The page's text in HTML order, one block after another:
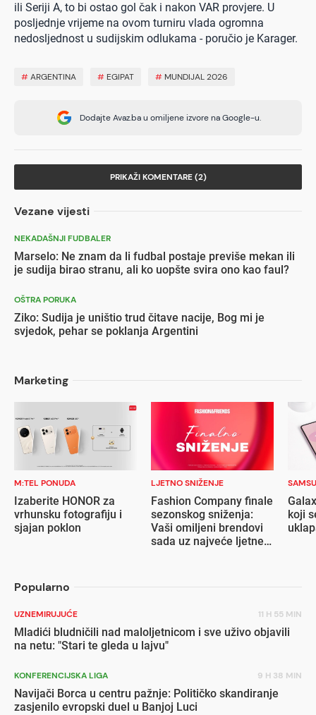
ili Seriji A, to bi ostao gol čak i nakon VAR provjere. U
posljednje vrijeme na ovom turniru vlada ogromna
nedosljednost u sudijskim odlukama - poručio je Karager.
#ARGENTINA # EGIPAT # MUNDIJAL 2026
Dodajte Avaz.ba u omiljene izvore na Google-u.
PRIKAŽI KOMENTARE (2)
Vezane vijesti
NEKADAŠNJI FUDBALER
Marselo: Ne znam da li fudbal postaje previše mekan ili
je sudija birao stranu, ali ko uopšte svira ono kao faul?
OŠTRA PORUKA
Ziko: Sudija je uništio trud čitave nacije, Bog mi je
svjedok, pehar se poklanja Argentini
Marketing
M:TEL PONUDA
Izaberite HONOR za
vrhunsku fotografiju i
sjajan poklon
LJETNO SNIŽENJE
Fashion Company finale
sezonskog sniženja:
Vaši omiljeni brendovi
sada uz najveće ljetne
koji
Popularno
UZNEMIRUJUĆE 11 H 55 MIN
Mladići bludničili nad maloljetnicom i sve uživo objavili
na netu: "Stari te gleda u lajvu"
KONFERENCIJSKA LIGA 9 H 38 MIN
Navijači Borca u centru pažnje: Političko skandiranje
zasjenilo evropski duel u Banjoj Luci